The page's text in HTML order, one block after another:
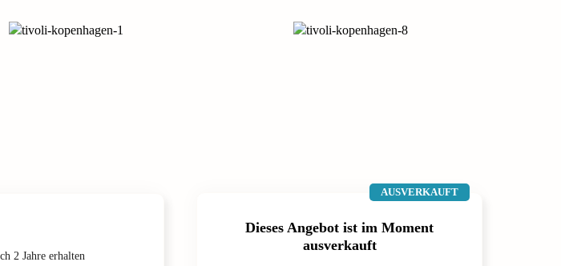
AUSVERKAUFT
Dieses Angebot ist im Moment
ausverkauft
2 Jahre erhalten